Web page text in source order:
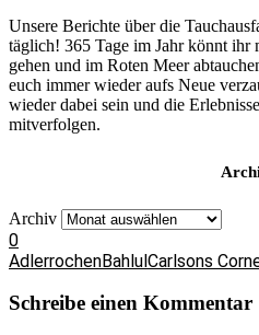
Unsere Berichte über die
täglich! 365 Tage im Jahr könnt ihr
gehen und im Roten Meer
euch immer wieder aufs Neue
wieder dabei sein und die
mitverfolgen.
Archiv
0
AdlerrochenBahlulCarlsons
Schreibe einen Kommentar